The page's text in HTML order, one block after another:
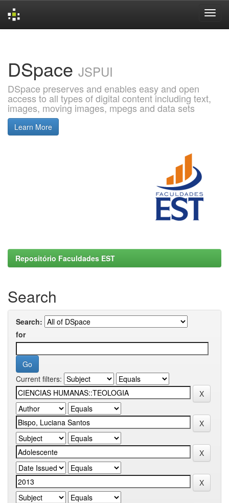
DSpace JSPUI
DSpace preserves and enables easy and open
access to all types of digital content including text,
images, moving images, mpegs and data sets
Learn More
Repositório Faculdades EST
Search
Search:
for
Current filters: